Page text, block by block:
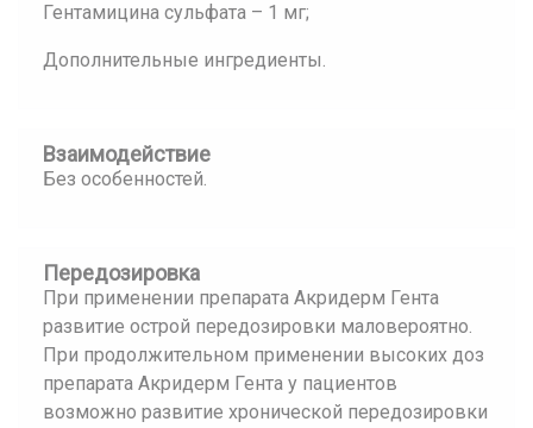
Гентамицина сульфата – 1 мг;
Дополнительные ингредиенты.
Взаимодействие
Без особенностей.
Передозировка
При применении препарата Акридерм Гента
развитие острой передозировки маловероятно.
При продолжительном применении высоких доз
препарата Акридерм Гента у пациентов
возможно развитие хронической передозировки